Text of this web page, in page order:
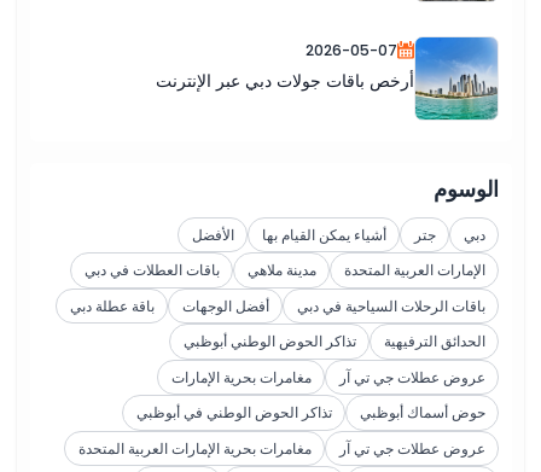
2026-05-07
أرخص باقات جولات دبي عبر الإنترنت
الوسوم
دبي جتر أشياء يمكن القيام بها
الأفضل
الإمارات العربية المتحدة
مدينة ملاهي
باقات العطلات في دبي
باقات الرحلات السياحية في دبي
أفضل الوجهات
باقة عطلة دبي
الحدائق الترفيهية
تذاكر الحوض الوطني أبوظبي
عروض عطلات جي تي آر
مغامرات بحرية الإمارات
حوض أسماك أبوظبي
تذاكر الحوض الوطني في أبوظبي
عروض عطلات جي تي آر
مغامرات بحرية الإمارات العربية المتحدة